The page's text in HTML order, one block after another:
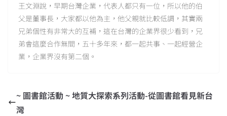
王文淵說，早期台灣企業，代表人都只有一位，所以他的伯
父是董事長，大家都以他為主，他父親就比較低調，其實兩
兄弟個性有非常大的互補，這在台灣的企業界很少看到，兄
弟會這麼合作無間，五十多年來，都一起共事、一起經營企
業，企業界沒有第二個。
~ 圖書館活動 ~ 地質大探索系列活動-從圖書館看見新台
灣